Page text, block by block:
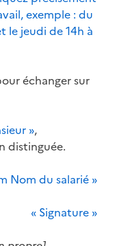
exemple : du
le jeudi de 14h à
échanger sur
»,
distinguée.
Nom du salarié »
« Signature »